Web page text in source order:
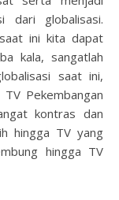
dari globalisasi.
ini kita dapat
kala, sangatlah
saat ini,
Pekembangan
kontras dan
hingga TV yang
hingga TV